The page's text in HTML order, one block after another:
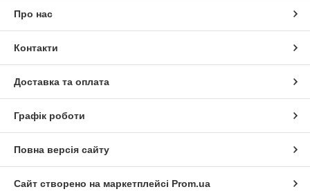
Про нас
Контакти
Доставка та оплата
Графік роботи
Повна версія сайту
Сайт створено на маркетплейсі Prom.ua